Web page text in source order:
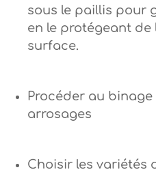
sous le paillis pour
en le protégeant de
surface.
Procéder au
arrosages
Choisir les variétés